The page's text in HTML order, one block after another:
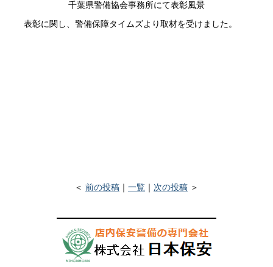
千葉県警備協会事務所にて表彰風景
表彰に関し、警備保障タイムズより取材を受けました。
＜ 前の投稿 一覧 次の投稿 ＞